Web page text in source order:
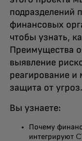
подразделений
финансовых
чтобы узнать,
Преимущества
выявление
реагирование и
защита от угроз.
Вы узнаете:
Почему
интегрируют